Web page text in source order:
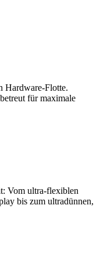
Hardware-Flotte.
für maximale
Vom ultra-flexiblen
bis zum ultradünnen,